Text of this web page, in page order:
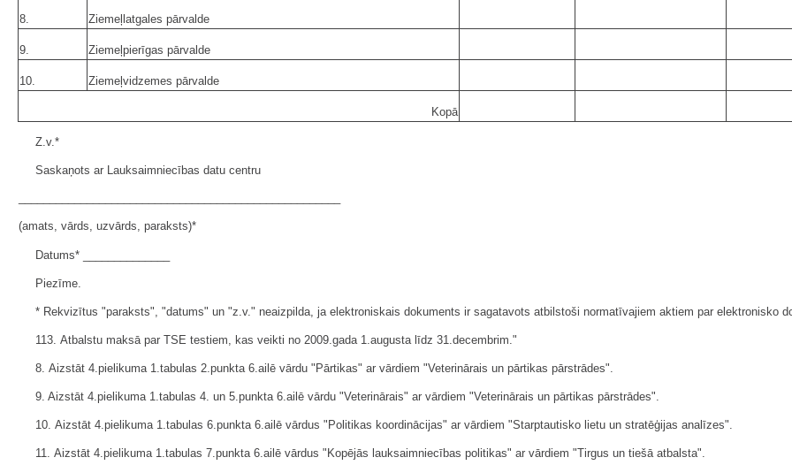
8. Ziemeļlatgales pārvalde
9. Ziemeļpierīgas pārvalde
10. Ziemeļvidzemes pārvalde
Kopā
Z.v.*
Saskaņots ar Lauksaimniecības datu centru
(amats, vārds, uzvārds, paraksts)*
Datums* ______________
Piezīme.
* Rekvizītus "paraksts", "datums" un "z.v." neaizpilda, ja elektroniskais dokuments ir sagatavots atbilstoši normatīvajiem aktiem par elektronisko
113. Atbalstu maksā par TSE testiem, kas veikti no 2009.gada 1.augusta līdz 31.decembrim."
8. Aizstāt 4.pielikuma 1.tabulas 2.punkta 6.ailē vārdu "Pārtikas" ar vārdiem "Veterinārais un pārtikas pārstrādes".
9. Aizstāt 4.pielikuma 1.tabulas 4. un 5.punkta 6.ailē vārdu "Veterinārais" ar vārdiem "Veterinārais un pārtikas pārstrādes".
10. Aizstāt 4.pielikuma 1.tabulas 6.punkta 6.ailē vārdus "Politikas koordi­nācijas" ar vārdiem "Starptautisko lietu un stratēģijas analīzes".
11. Aizstāt 4.pielikuma 1.tabulas 7.punkta 6.ailē vārdus "Kopējās lauk­saimniecības politikas" ar vārdiem "Tirgus un tiešā atbalsta".